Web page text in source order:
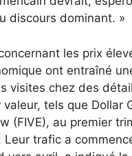
discours dominant. »
les prix
ont entraîné
visites chez des
tels que Dollar
(FIVE), au premier
Leur trafic a